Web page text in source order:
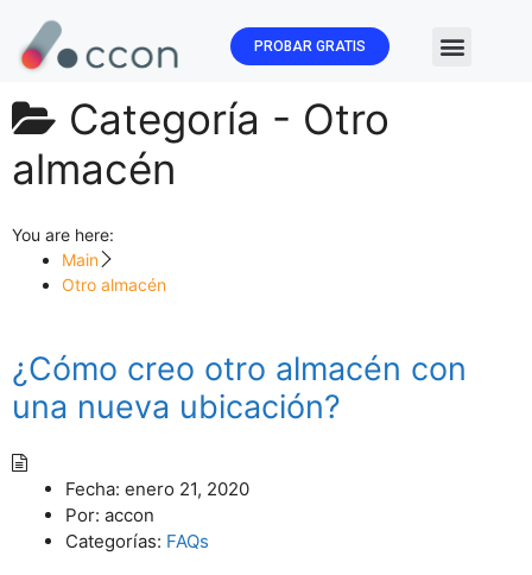
PROBAR GRATIS
Categoría - Otro
almacén
You are here:
Main
Otro almacén
¿Cómo creo otro almacén con
una nueva ubicación?
Fecha: enero 21, 2020
Por: accon
Categorías: FAQs